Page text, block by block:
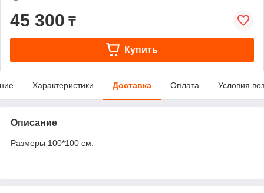
45 300 ₸
Купить
Характеристики Доставка Оплата Условия
Описание
Размеры 100*100 см.